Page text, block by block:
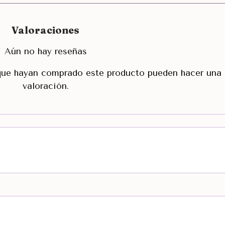
Valoraciones
Aún no hay reseñas
hayan comprado este producto pueden hacer una
valoración.